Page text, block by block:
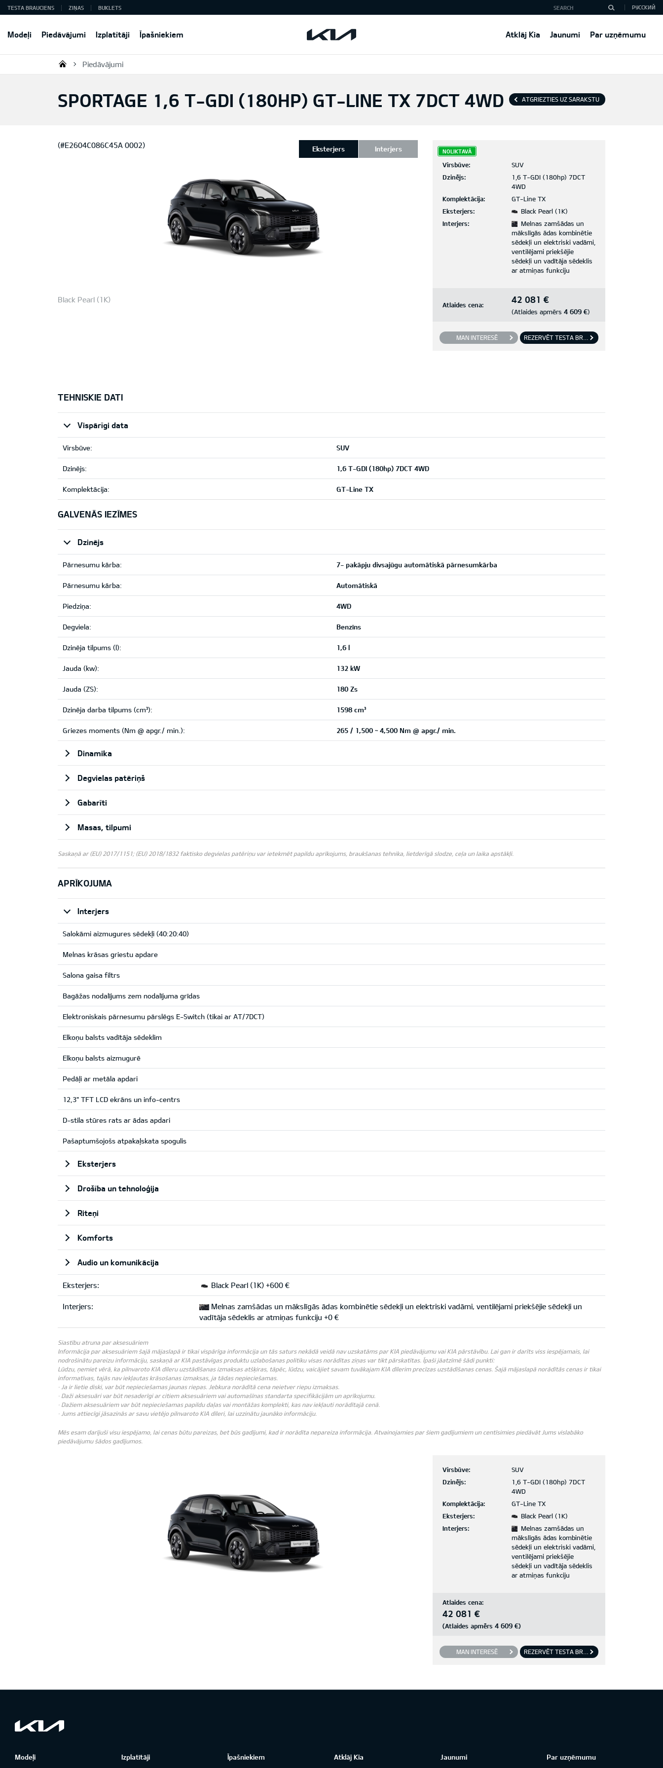
Modeļi Piedāvājumi Izplatītāji Īpašniekiem Atklāj Kia Jaunumi Par uzņēmumu
TESTA BRAUCIENS ZIŅAS BUKLETS РУССКИЙ
KIA AUTO AS
Piedāvājumi
ATGRIEZTIES UZ SARAKSTU
SPORTAGE 1,6 T-GDI (180HP) GT-LINE TX 7DCT 4WD
Eksterjers Interjers
(#E2604C086C45A 0002)
Black Pearl (1K)
NOLIKTAVĀ
Virsbūve:
SUV
Dzinējs:
1,6 T-GDI (180hp) 7DCT
4WD
Komplektācija:
GT-Line TX
Eksterjers:
Black Pearl (1K)
Interjers:
Melnas zamšādas un
mākslīgās ādas kombinētie
sēdekļi un elektriski vadāmi,
ventilējami priekšējie
sēdekļi un vadītāja sēdeklis
ar atmiņas funkciju
Atlaides cena: 42 081 €
(Atlaides apmērs 4 609 €)
MAN INTERESĒ REZERVĒT TESTA BRAUCIENU
TEHNISKIE DATI
Vispārīgi data
Virsbūve: SUV
Dzinējs: 1,6 T-GDI (180hp) 7DCT 4WD
Komplektācija: GT-Line TX
GALVENĀS IEZĪMES
Dzinējs
Pārnesumu kārba: 7- pakāpju divsajūgu automātiskā pārnesumkārba
Pārnesumu kārba: Automātiskā
Piedziņa: 4WD
Degviela: Benzīns
Dzinēja tilpums (l): 1,6 l
Jauda (kw): 132 kW
Jauda (ZS): 180 Zs
Dzinēja darba tilpums (cm³): 1598 cm³
Griezes moments (Nm @ apgr./ min.): 265 / 1,500 ~ 4,500 Nm @ apgr./ min.
Dinamika
Degvielas patēriņš
Gabarīti
Masas, tilpumi
Saskaņā ar (EU) 2017/1151; (EU) 2018/1832 faktisko degvielas patēriņu var ietekmēt papildu aprīkojums, braukšanas tehnika, lietderīgā slodze, ceļa un laika apstākļi.
APRĪKOJUMA
Interjers
Salokāmi aizmugures sēdekļi (40:20:40)
Melnas krāsas griestu apdare
Salona gaisa filtrs
Bagāžas nodalījums zem nodalījuma grīdas
Elektroniskais pārnesumu pārslēgs E-Switch (tikai ar AT/7DCT)
Elkoņu balsts vadītāja sēdeklim
Elkoņu balsts aizmugurē
Pedāļi ar metāla apdari
12,3" TFT LCD ekrāns un info-centrs
D-stila stūres rats ar ādas apdari
Pašaptumšojošs atpakaļskata spogulis
Eksterjers
Drošība un tehnoloģija
Riteņi
Komforts
Audio un komunikācija
Eksterjers: Black Pearl (1K) +600 €
Interjers:
Melnas zamšādas un mākslīgās ādas kombinētie sēdekļi un elektriski vadāmi, ventilējami priekšējie sēdekļi un
vadītāja sēdeklis ar atmiņas funkciju +0 €
Siastību atruna par aksesuāriem
Informācija par aksesuāriem šajā mājaslapā ir tikai vispārīga informācija un tās saturs nekādā veidā nav uzskatāms par KIA piedāvājumu vai KIA pārstāvību. Lai gan ir darīts viss iespējamais, lai
nodrošinātu pareizu informāciju, saskaņā ar KIA pastāvīgas produktu uzlabošanas politiku visas norādītas ziņas var tikt pārskatītas. Īpaši jāatzīmē šādi punkti:
Lūdzu, ņemiet vērā, ka pilnvaroto KIA dīleru uzstādīšanas izmaksas atšķiras, tāpēc, lūdzu, vaicājiet savam tuvākajam KIA dīlerim precīzas uzstādīšanas cenas. Šajā mājaslapā norādītās cenas ir tikai
informatīvas, tajās nav iekļautas krāsošanas izmaksas, ja tādas nepieciešamas.
· Ja ir lietie diski, var būt nepieciešamas jaunas riepas. Jebkura norādītā cena neietver riepu izmaksas.
· Daži aksesuāri var būt nesaderīgi ar citiem aksesuāriem vai automašīnas standarta specifikācijām un aprīkojumu.
· Dažiem aksesuāriem var būt nepieciešamas papildu daļas vai montāžas komplekti, kas nav iekļauti norādītajā cenā.
· Jums attiecīgi jāsazinās ar savu vietējo pilnvaroto KIA dīleri, lai uzzinātu jaunāko informāciju.
Mēs esam darījuši visu iespējamo, lai cenas būtu pareizas, bet būs gadījumi, kad ir norādīta nepareiza informācija. Atvainojamies par šiem gadījumiem un centīsimies piedāvāt Jums vislabāko
piedāvājumu šādos gadījumos.
Virsbūve:
SUV
Dzinējs:
1,6 T-GDI (180hp) 7DCT
4WD
Komplektācija:
GT-Line TX
Eksterjers:
Black Pearl (1K)
Interjers:
Melnas zamšādas un
mākslīgās ādas kombinētie
sēdekļi un elektriski vadāmi,
ventilējami priekšējie
sēdekļi un vadītāja sēdeklis
ar atmiņas funkciju
Atlaides cena:
42 081 €
(Atlaides apmērs 4 609 €)
MAN INTERESĒ REZERVĒT TESTA BRAUCIENU
Modeļi Izplatītāji Īpašniekiem Atklāj Kia Jaunumi Par uzņēmumu